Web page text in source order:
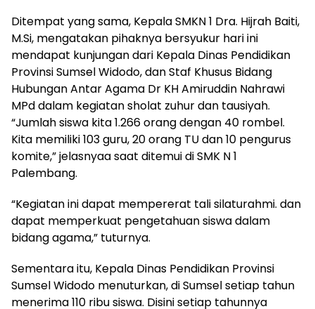
Ditempat yang sama, Kepala SMKN 1 Dra. Hijrah Baiti,
M.Si, mengatakan pihaknya bersyukur hari ini
mendapat kunjungan dari Kepala Dinas Pendidikan
Provinsi Sumsel Widodo, dan Staf Khusus Bidang
Hubungan Antar Agama Dr KH Amiruddin Nahrawi
MPd dalam kegiatan sholat zuhur dan tausiyah.
“Jumlah siswa kita 1.266 orang dengan 40 rombel.
Kita memiliki 103 guru, 20 orang TU dan 10 pengurus
komite,” jelasnyaa saat ditemui di SMK N 1
Palembang.
“Kegiatan ini dapat mempererat tali silaturahmi. dan
dapat memperkuat pengetahuan siswa dalam
bidang agama,” tuturnya.
Sementara itu, Kepala Dinas Pendidikan Provinsi
Sumsel Widodo menuturkan, di Sumsel setiap tahun
menerima 110 ribu siswa. Disini setiap tahunnya